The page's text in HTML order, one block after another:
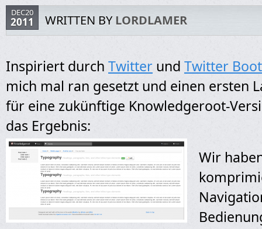
DEC20
2011 WRITTEN BYLORDLAMER
Inspiriert durch Twitter und Twitter
mich mal ran gesetzt und einen ersten
für eine zukünftige Knowledgeroot-
das Ergebnis:
Wir